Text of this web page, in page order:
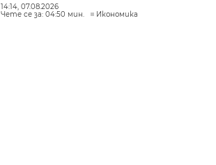
14:14, 07.08.2026
Чете се за: 04:50 мин.
Икономика